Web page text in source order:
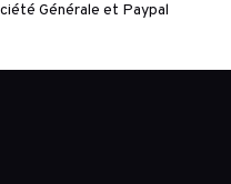
Générale et Paypal